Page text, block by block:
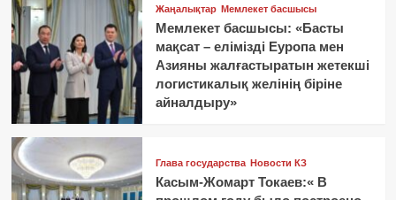
Жаңалықтар Мемлекет басшысы
Мемлекет басшысы: «Басты
мақсат – елімізді Еуропа мен
Азияны жалғастыратын жетекші
логистикалық желінің біріне
айналдыру»
Глава государства Новости КЗ
Касым-Жомарт Токаев:« В